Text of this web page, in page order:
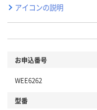
アイコンの説明
お申込番号
WEE6262
型番